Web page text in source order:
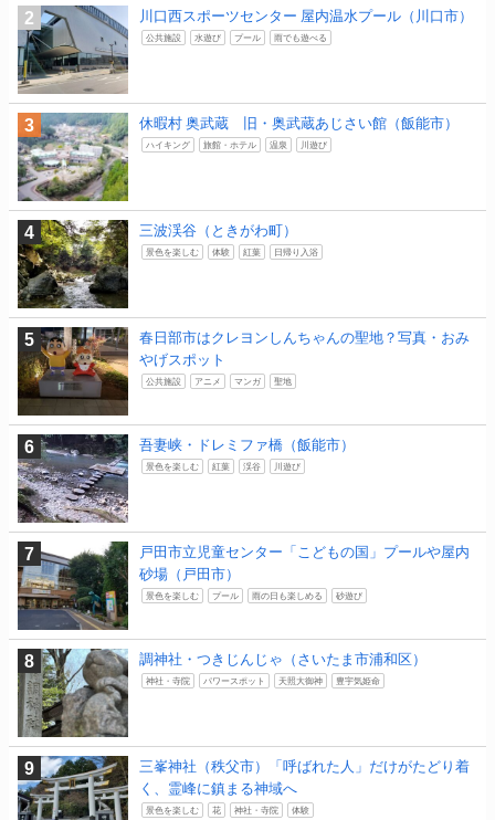
川口西スポーツセンター 屋内温水プール（川口市）
公共施設 水遊び プール 雨でも遊べる
休暇村 奥武蔵 旧・奥武蔵あじさい館（飯能市）
ハイキング 旅館・ホテル 温泉 川遊び
三波渓谷（ときがわ町）
景色を楽しむ 体験 紅葉 日帰り入浴
春日部市はクレヨンしんちゃんの聖地？写真・おみ
やげスポット
公共施設 アニメ マンガ 聖地
吾妻峡・ドレミファ橋（飯能市）
景色を楽しむ 紅葉 渓谷 川遊び
戸田市立児童センター「こどもの国」プールや屋内
砂場（戸田市）
景色を楽しむ プール 雨の日も楽しめる 砂遊び
調神社・つきじんじゃ（さいたま市浦和区）
神社・寺院 パワースポット 天照大御神 豊宇気姫命
三峯神社（秩父市）「呼ばれた人」だけがたどり着
く、霊峰に鎮まる神域へ
景色を楽しむ 花 神社・寺院 体験